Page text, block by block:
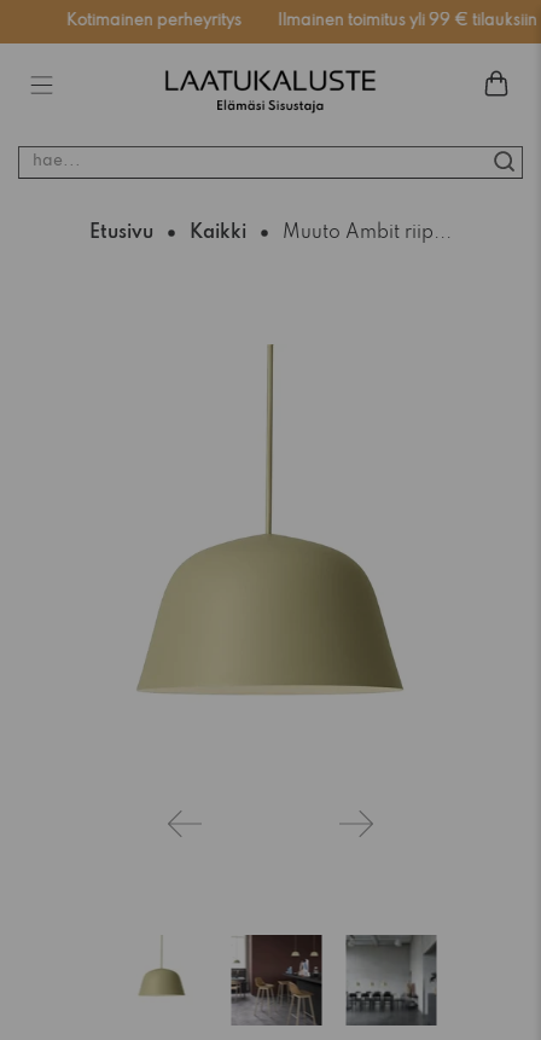
Kotimainen perheyritys Ilmainen toimitus yli 99 € tilauksiin
hae...
Etusivu Kaikki Muuto Ambit riip...